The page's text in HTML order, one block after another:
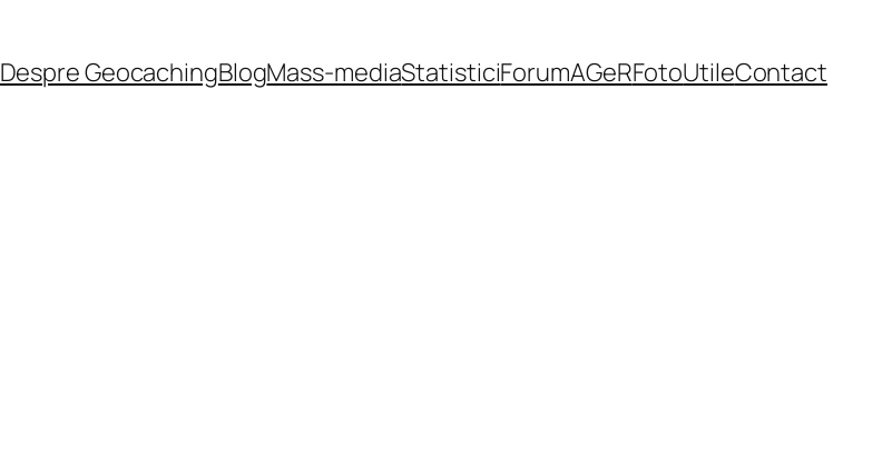
Despre GeocachingBlogMass-mediaStatisticiForumAGeRFotoUtileContact